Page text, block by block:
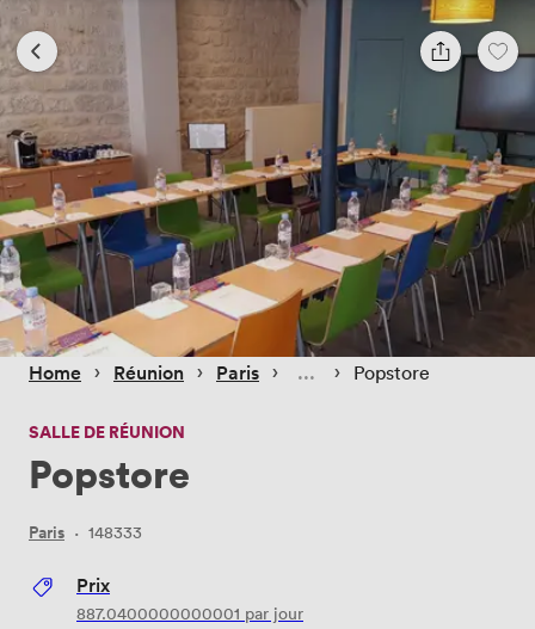
Home › Réunion › Paris › › Popstore
SALLE DE RÉUNION
Popstore
Paris · 148333
Prix
887.0400000000001 par jour